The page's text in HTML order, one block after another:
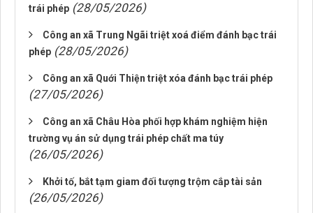
trái phép (28/05/2026)
Công an xã Trung Ngãi triệt xoá điểm đánh bạc trái
phép (28/05/2026)
Công an xã Quới Thiện triệt xóa đánh bạc trái phép
(27/05/2026)
Công an xã Châu Hòa phối hợp khám nghiệm hiện
trường vụ án sử dụng trái phép chất ma túy
(26/05/2026)
Khởi tố, bắt tạm giam đối tượng trộm cắp tài sản
(26/05/2026)